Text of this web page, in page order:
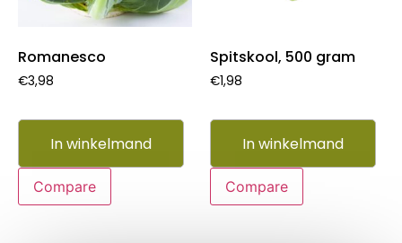
Romanesco
€3,98
In winkelmand
Compare
Spitskool, 500 gram
€1,98
In winkelmand
Compare